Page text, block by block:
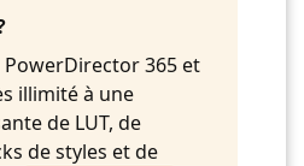
It
365 et
illimité à une
de LUT, de
de styles et de